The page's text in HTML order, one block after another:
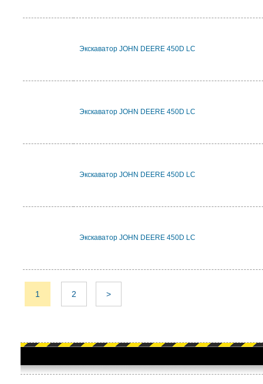
Экскаватор JOHN DEERE 450D LC
Экскаватор JOHN DEERE 450D LC
Экскаватор JOHN DEERE 450D LC
Экскаватор JOHN DEERE 450D LC
1 2 >